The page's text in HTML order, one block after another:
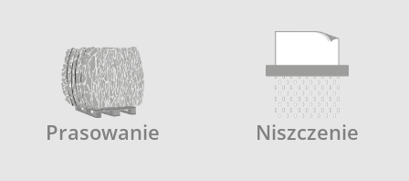
Prasowanie Niszczenie